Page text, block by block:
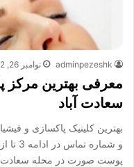
adminpezeshk نوامبر 26, 2022
معرفی بهترین مرکز
سعادت آباد
بهترین کلینیک پاکسازی و
و
پوست صورت در محله سعادت